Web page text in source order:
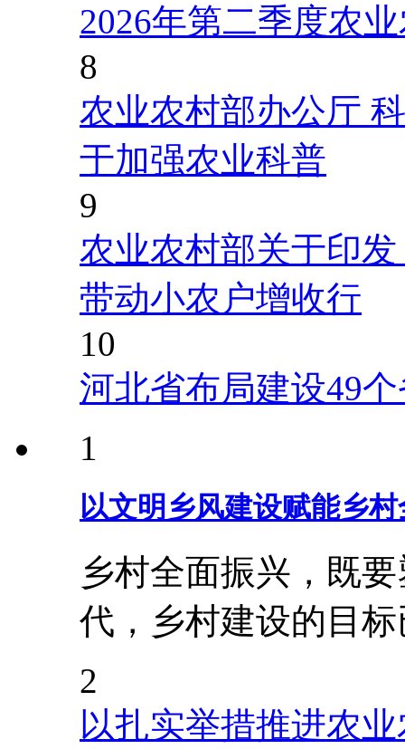
2026年第二季度农
8
农业农村部办公厅
于加强农业科普
9
农业农村部关于印
带动小农户增收行
10
河北省布局建设49
1
以文明乡风建设赋能乡
乡村全面振兴，既
代，乡村建设的目
2
以扎实举措推进农